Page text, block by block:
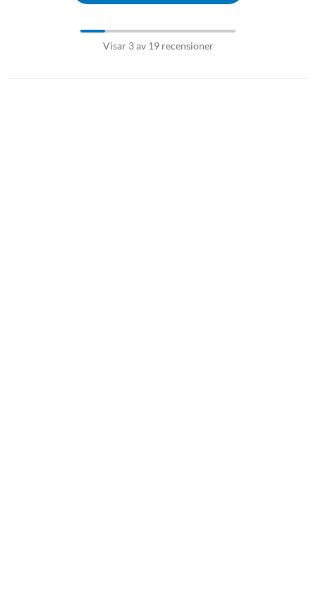
Visar 3 av 19 recensioner